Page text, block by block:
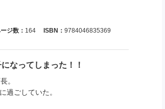
ジ数： 164 ISBN： 9784046835369
なってしまった！！
。
過ごしていた。